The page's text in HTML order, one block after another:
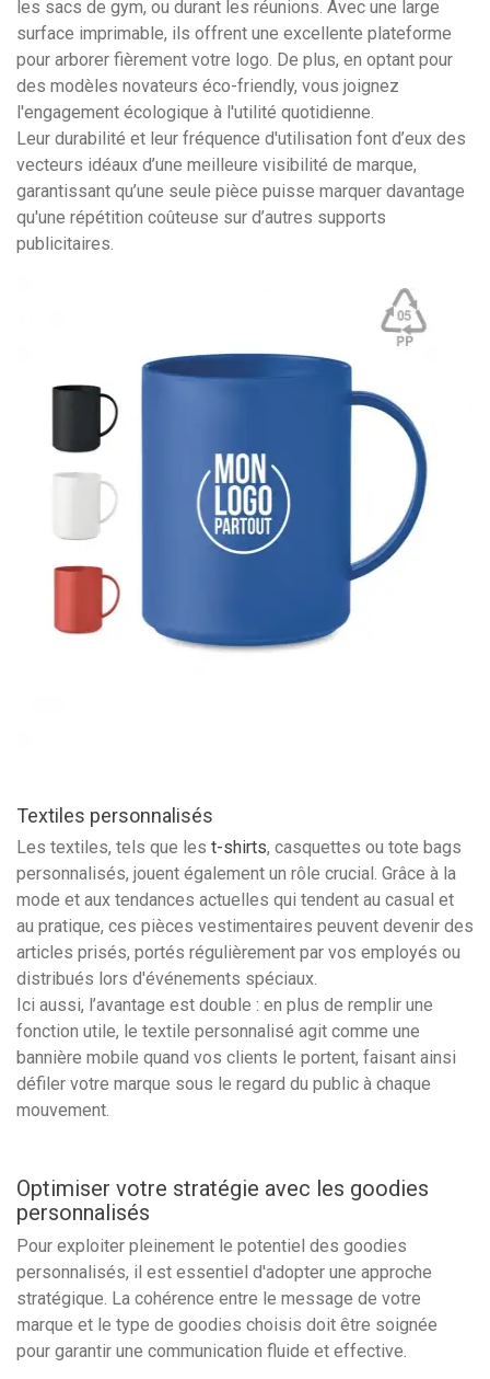
les sacs de gym, ou durant les réunions. Avec une large
surface imprimable, ils offrent une excellente plateforme
pour arborer fièrement votre logo. De plus, en optant pour
des modèles novateurs éco-friendly, vous joignez
l'engagement écologique à l'utilité quotidienne.
Leur durabilité et leur fréquence d'utilisation font d’eux des
vecteurs idéaux d’une meilleure visibilité de marque,
garantissant qu’une seule pièce puisse marquer davantage
qu'une répétition coûteuse sur d’autres supports
publicitaires.
Textiles personnalisés
Les textiles, tels que les t-shirts, casquettes ou tote bags
personnalisés, jouent également un rôle crucial. Grâce à la
mode et aux tendances actuelles qui tendent au casual et
au pratique, ces pièces vestimentaires peuvent devenir des
articles prisés, portés régulièrement par vos employés ou
distribués lors d'événements spéciaux.
Ici aussi, l’avantage est double : en plus de remplir une
fonction utile, le textile personnalisé agit comme une
bannière mobile quand vos clients le portent, faisant ainsi
défiler votre marque sous le regard du public à chaque
mouvement.
Optimiser votre stratégie avec les goodies
personnalisés
Pour exploiter pleinement le potentiel des goodies
personnalisés, il est essentiel d'adopter une approche
stratégique. La cohérence entre le message de votre
marque et le type de goodies choisis doit être soignée
pour garantir une communication fluide et effective.